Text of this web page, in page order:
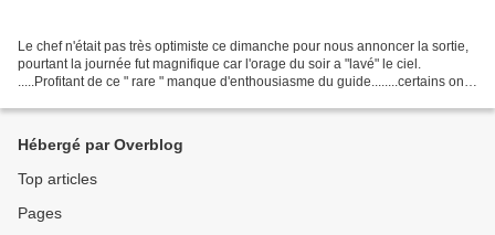
Le chef n'était pas très optimiste ce dimanche pour nous annoncer la sortie,
pourtant la journée fut magnifique car l'orage du soir a "lavé" le ciel.
.....Profitant de ce " rare " manque d'enthousiasme du guide........certains ont
Hébergé par Overblog
Top articles
Pages